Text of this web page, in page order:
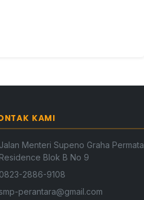
KAMI
Jalan Menteri Supeno Graha Permata
Residence Blok B No 9
0823-2886-9108
smp-perantara@gmail.com